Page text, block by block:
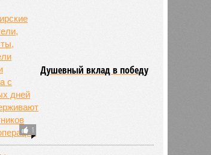
1
Душевный вклад в победу